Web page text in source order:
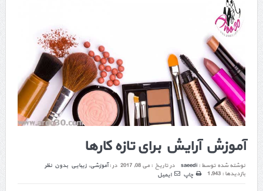
آموزش آرایش برای تازه کارها
نوشته شده توسط : saeedi در تاریخ :می 08, 2017 در :آموزشی, زیبایی بدون نظر
بازدیدها : 1,943
چاپ ایمیل